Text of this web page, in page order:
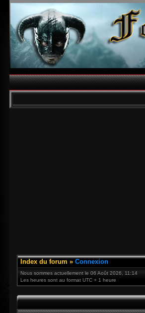
Index du forum » Connexion
Nous sommes actuellement le 06 Août 2026, 11:14
Les heures sont au format UTC + 1 heure